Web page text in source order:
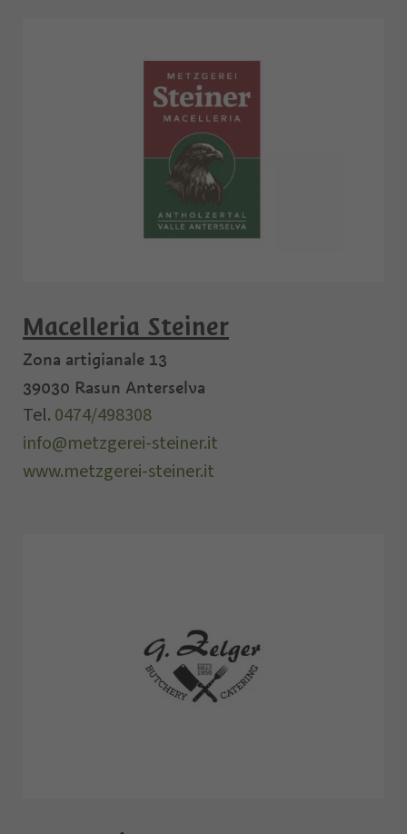
Macelleria Steiner
Zona artigianale 13
39030 Rasun Anterselva
Tel. 0474/498308
info@metzgerei-steiner.it
www.metzgerei-steiner.it